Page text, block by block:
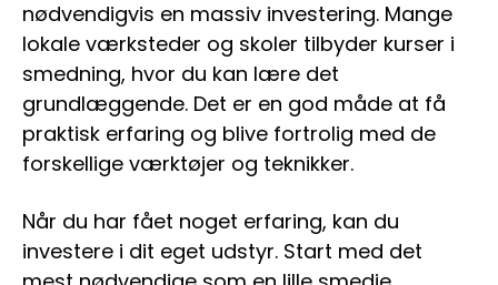
nødvendigvis en massiv investering. Mange
lokale værksteder og skoler tilbyder kurser i
smedning, hvor du kan lære det
grundlæggende. Det er en god måde at få
praktisk erfaring og blive fortrolig med de
forskellige værktøjer og teknikker.
Når du har fået noget erfaring, kan du
investere i dit eget udstyr. Start med det